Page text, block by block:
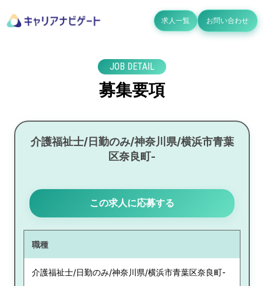
求人一覧 お問い合わせ
JOB DETAIL
募集要項
介護福祉士/日勤のみ/神奈川県/横浜市青葉
区奈良町-
この求人に応募する
職種
介護福祉士/日勤のみ/神奈川県/横浜市青葉区奈良町-